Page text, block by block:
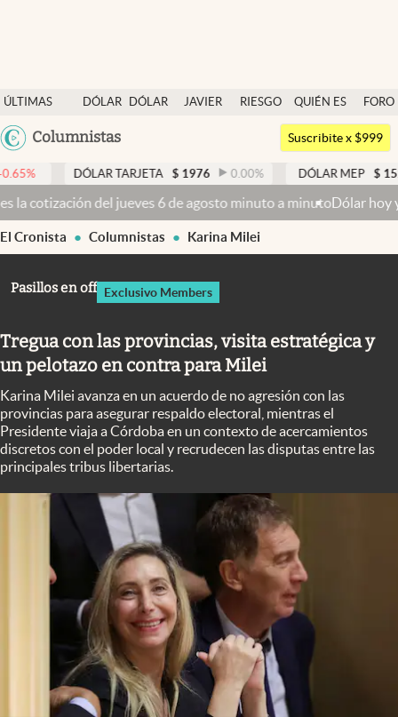
ÚLTIMAS
NOTICIAS
DÓLAR
DÓLAR
JAVIER
RIESGO
QUIÉN ES
QUIÉN
FORO
Argentina
México
Columnistas
Dólar
Members
Economía y Política
Finanzas y Mercados
Mercados Online
Otras secciones
Apertura
Infotechnology
Clima
Eventos Corporativos
El Cronista Studio
abre en nueva pestaña
Argentina
Suscribite x $999
TARJETA $ 1976 0.00 % DÓLAR MEP $ 1521,52 0.23
del jueves 6 de agosto minuto a minutoDólar hoy y dólar blue
El Cronista Columnistas Karina Milei
Pasillos en off Exclusivo Members
Tregua con las provincias, visita estratégica y
un pelotazo en contra para Milei
Karina Milei avanza en un acuerdo de no agresión con las
provincias para asegurar respaldo electoral, mientras el
Presidente viaja a Córdoba en un contexto de acercamientos
discretos con el poder local y recrudecen las disputas entre las
principales tribus libertarias.